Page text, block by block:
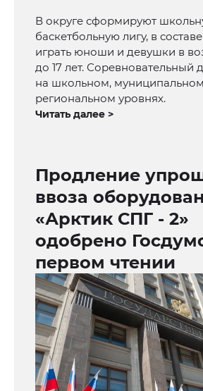
В округе сформируют
баскетбольную лигу, в
играть юноши и девушки в
до 17 лет. Соревновательный
на школьном,
региональном уровнях.
Читать далее >
Продление
ввоза
«Арктик СПГ - 2»
одобрено
первом чтении